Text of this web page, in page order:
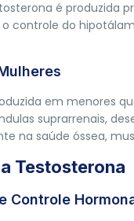
é produzida
controle do
em menores
suprarrenais,
na saúde óssea,
Testosterona
Controle